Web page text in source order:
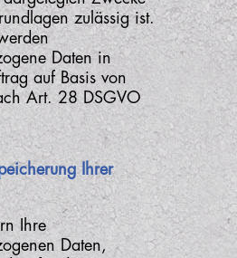
zulässig ist.
Daten in
auf Basis von
Art. 28 DSGVO
Ihrer
Ihre
Daten,